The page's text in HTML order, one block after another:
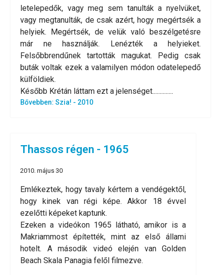
letelepedők, vagy meg sem tanulták a nyelvüket,
vagy megtanulták, de csak azért, hogy megértsék a
helyiek. Megértsék, de velük való beszélgetésre
már ne használják. Lenézték a helyieket.
Felsőbbrendűnek tartották magukat. Pedig csak
buták voltak ezek a valamilyen módon odatelepedő
külföldiek.
Később Krétán láttam ezt a jelenséget..............
Bővebben: Szia! - 2010
Thassos régen - 1965
2010. május 30
Emlékeztek, hogy tavaly kértem a vendégektől,
hogy kinek van régi képe. Akkor 18 évvel
ezelőtti képeket kaptunk.
Ezeken a videókon 1965 látható, amikor is a
Makriammost építették, mint az első állami
hotelt. A második videó elején van Golden
Beach Skala Panagia felől filmezve.